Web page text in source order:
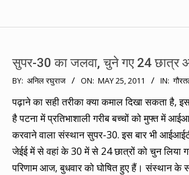
सुपर-30 का जलवा, चुने गए 24 छात्र
2011-
25
BY: अनिल रघुराज ON: MAY 25, 2011 IN:
पढ़ाने का सही तरीका क्या कमाल दिखा सकता है,
है पटना में प्रतिभाशाली गरीब बच्चों को मुफ्त में
करवाने वाला संस्थान सुपर-30. इस बार भी
जेईई में से वहां के 30 में से 24 छात्रों को चुन लिया
परिणाम आज, बुधवार को घोषित हुए हैं। संस्थान के